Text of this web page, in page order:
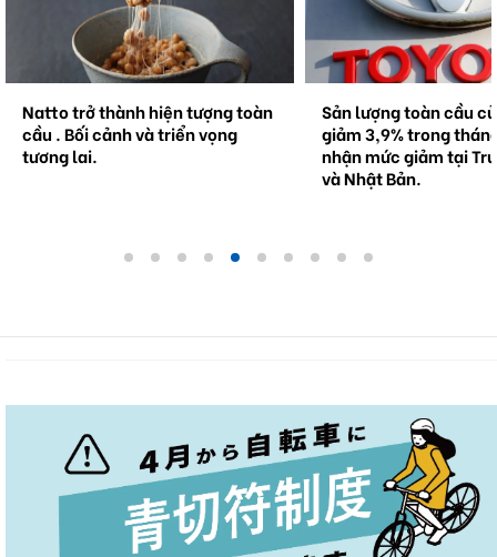
Sản lượng toàn cầu của Toyota
giảm 3,9% trong tháng 2. Ghi
nhận mức giảm tại Trung Quốc
Nhật Bản : Ghi nhận
trường hợp học sinh
hoặc bị thương nặng
vụ tai nạn xe đạp